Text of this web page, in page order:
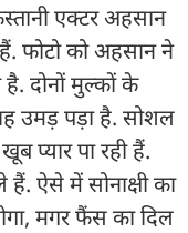
एक्टर अहसान
फोटो को अहसान ने
दोनों मुल्कों के
उमड़ पड़ा है. सोशल
प्यार पा रही हैं.
ऐसे में सोनाक्षी का
मगर फैंस का दिल